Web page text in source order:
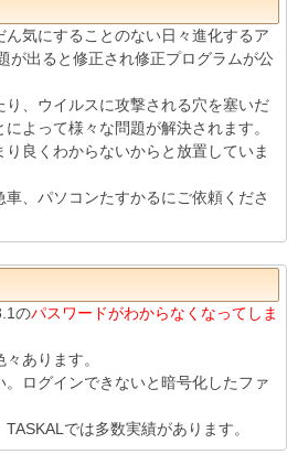
気にすることのない日々進化するア
が出ると修正され修正プログラムが公
、ウイルスに攻撃される穴を塞いだ
よって様々な問題が解決されます。
良くわからないからと放置していま
、パソコンたすかるにご依頼くださ
のパスワードがわからなくなってしま
あります。
ログインできないと暗号化したファ
では多数実績があります。